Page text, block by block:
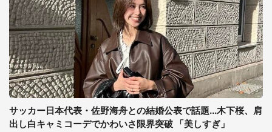
サッカー日本代表・佐野海舟との結婚公表で話題...木下桜、肩
出し白キャミコーデでかわいさ限界突破 「美しすぎ」